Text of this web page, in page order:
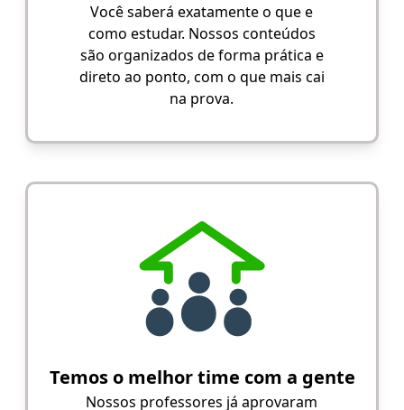
Você saberá exatamente o que e
como estudar. Nossos conteúdos
são organizados de forma prática e
direto ao ponto, com o que mais cai
na prova.
Temos o melhor time com a gente
Nossos professores já aprovaram